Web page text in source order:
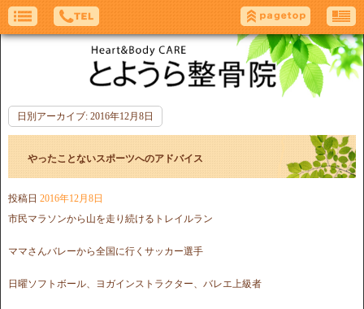
日別アーカイブ: 2016年12月8日
やったことないスポーツへのアドバイス
投稿日 2016年12月8日
市民マラソンから山を走り続けるトレイルラン
ママさんバレーから全国に行くサッカー選手
日曜ソフトボール、ヨガインストラクター、バレエ上級者